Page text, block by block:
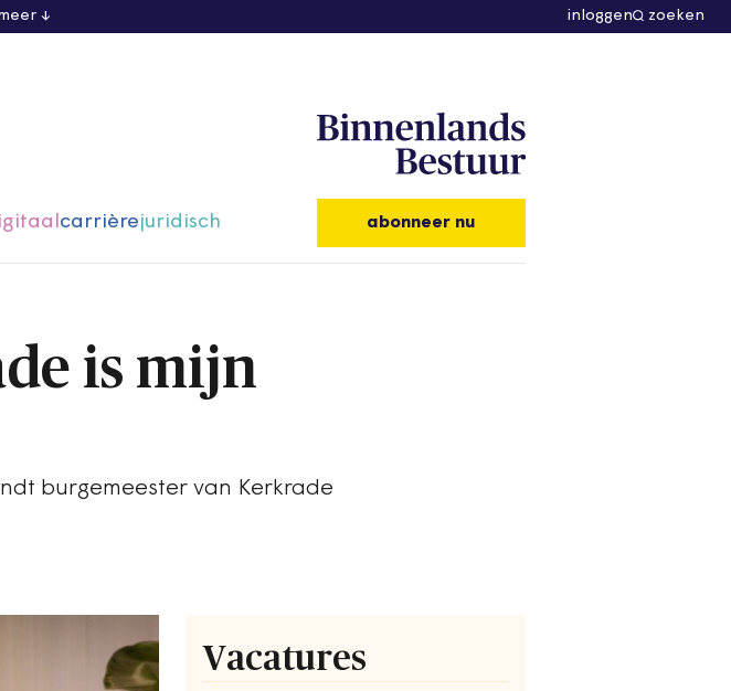
inloggen zoeken
carrièrejuridisch abonneer nu
is mijn
burgemeester van Kerkrade
Vacatures